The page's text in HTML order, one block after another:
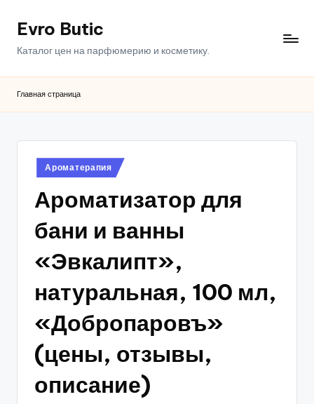
ПерейтиEvro Butic
Каталог цен на парфюмерию и косметику.
Главная страница
Опубликовано
в
Ароматерапия
Ароматизатор для
бани и ванны
«Эвкалипт»,
натуральная, 100 мл,
«Добропаровъ»
(цены, отзывы,
описание)